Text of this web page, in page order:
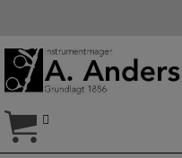
indholdet